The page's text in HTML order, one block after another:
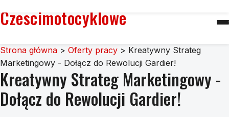
Czescimotocyklowe
Strona główna > Oferty pracy > Kreatywny Strateg
Marketingowy - Dołącz do Rewolucji Gardier!
Kreatywny Strateg Marketingowy -
Dołącz do Rewolucji Gardier!